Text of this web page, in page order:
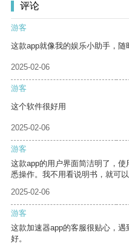
评论
游客
这款app就像我的娱乐小助手，随
2025-02-06
游客
这个软件很好用
2025-02-06
游客
这款app的用户界面简洁明了，
悉操作。我不用看说明书，就可以
2025-02-06
游客
这款加速器app的客服很贴心，
好。